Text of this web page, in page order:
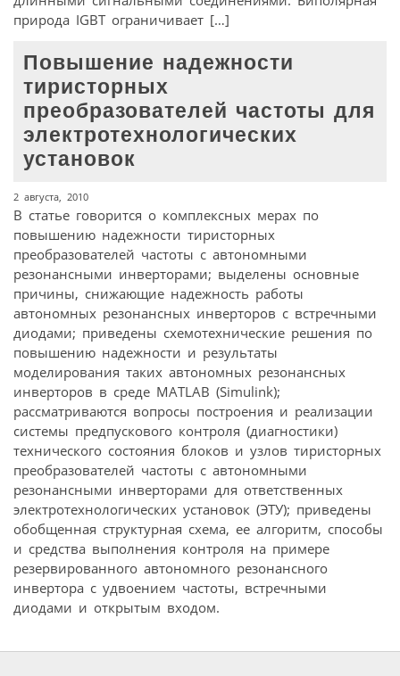
природа IGBT ограничивает […]
Повышение надежности
тиристорных
преобразователей частоты для
электротехнологических
установок
2 августа, 2010
В статье говорится о комплексных мерах по
повышению надежности тиристорных
преобразователей частоты с автономными
резонансными инверторами; выделены основные
причины, снижающие надежность работы
автономных резонансных инверторов с встречными
диодами; приведены схемотехнические решения по
повышению надежности и результаты
моделирования таких автономных резонансных
инверторов в среде MATLAB (Simulink);
рассматриваются вопросы построения и реализации
системы предпускового контроля (диагностики)
технического состояния блоков и узлов тиристорных
преобразователей частоты с автономными
резонансными инверторами для ответственных
электротехнологических установок (ЭТУ); приведены
обобщенная структурная схема, ее алгоритм, способы
и средства выполнения контроля на примере
резервированного автономного резонансного
инвертора с удвоением частоты, встречными
диодами и открытым входом.